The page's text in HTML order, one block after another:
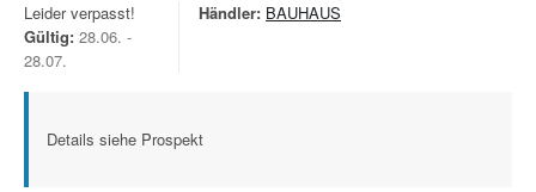
Leider verpasst!
Gültig: 28.06. -
28.07.
Händler: BAUHAUS
Details siehe Prospekt